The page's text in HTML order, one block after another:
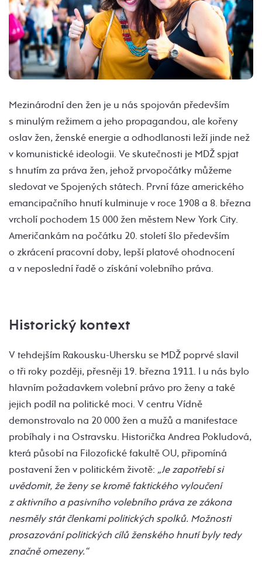
Mezinárodní den žen je u nás spojován především
s minulým režimem a jeho propagandou, ale kořeny
oslav žen, ženské energie a odhodlanosti leží jinde než
v komunistické ideologii. Ve skutečnosti je MDŽ spjat
s hnutím za práva žen, jehož prvopočátky můžeme
sledovat ve Spojených státech. První fáze amerického
emancipačního hnutí kulminuje v roce 1908 a 8. března
vrcholí pochodem 15 000 žen městem New York City.
Američankám na počátku 20. století šlo především
o zkrácení pracovní doby, lepší platové ohodnocení
a v neposlední řadě o získání volebního práva.
Historický kontext
V tehdejším Rakousku-Uhersku se MDŽ poprvé slavil
o tři roky později, přesněji 19. března 1911. I u nás bylo
hlavním požadavkem volební právo pro ženy a také
jejich podíl na politické moci. V centru Vídně
demonstrovalo na 20 000 žen a mužů a manifestace
probíhaly i na Ostravsku. Historička Andrea Pokludová,
která působí na Filozofické fakultě OU, připomíná
postavení žen v politickém životě: „Je zapotřebí si
uvědomit, že ženy se kromě faktického vyloučení
z aktivního a pasivního volebního práva ze zákona
nesměly stát členkami politických spolků. Možnosti
prosazování politických cílů ženského hnutí byly tedy
značně omezeny.“